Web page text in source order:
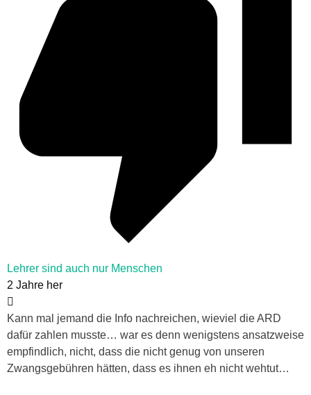
Lehrer sind auch nur Menschen
2 Jahre her
Kann mal jemand die Info nachreichen, wieviel die ARD
dafür zahlen musste… war es denn wenigstens ansatzweise
empfindlich, nicht, dass die nicht genug von unseren
Zwangsgebühren hätten, dass es ihnen eh nicht wehtut…